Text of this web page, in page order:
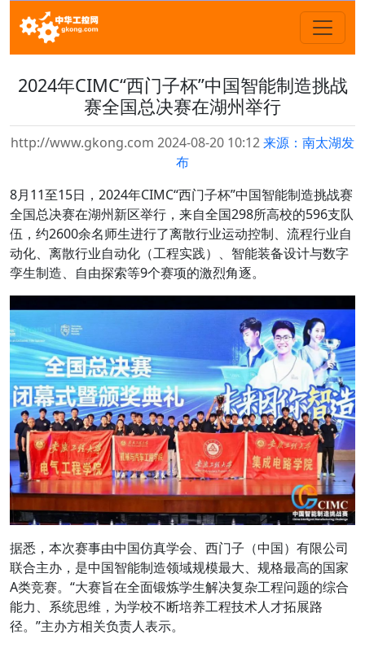
2024年CIMC“西门子杯”中国智能制造挑战
赛全国总决赛在湖州举行
http://www.gkong.com 2024-08-20 10:12来源：南太湖发
布
8月11至15日，2024年CIMC“西门子杯”中国智能制造挑战赛
全国总决赛在湖州新区举行，来自全国298所高校的596支队
伍，约2600余名师生进行了离散行业运动控制、流程行业自
动化、离散行业自动化（工程实践）、智能装备设计与数字
孪生制造、自由探索等9个赛项的激烈角逐。
据悉，本次赛事由中国仿真学会、西门子（中国）有限公司
联合主办，是中国智能制造领域规模最大、规格最高的国家
A类竞赛。“大赛旨在全面锻炼学生解决复杂工程问题的综合
能力、系统思维，为学校不断培养工程技术人才拓展路
径。”主办方相关负责人表示。